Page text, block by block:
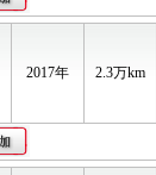
2017年 2.3万km